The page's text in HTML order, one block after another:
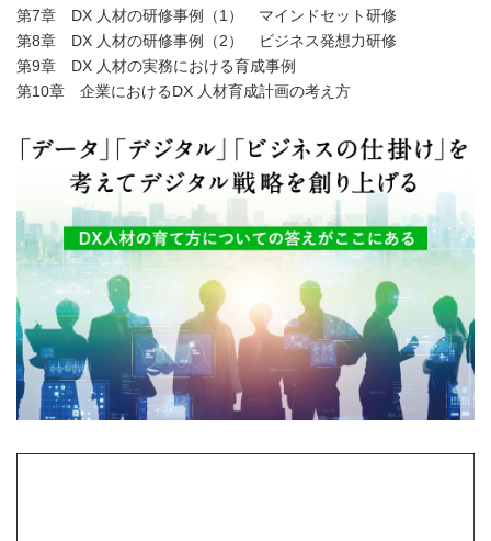
第7章 DX 人材の研修事例（1） マインドセット研修
第8章 DX 人材の研修事例（2） ビジネス発想力研修
第9章 DX 人材の実務における育成事例
第10章 企業におけるDX 人材育成計画の考え方